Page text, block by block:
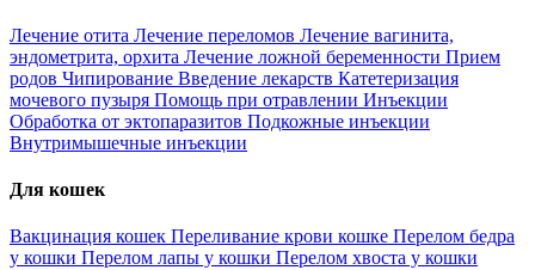
Лечение отита Лечение переломов Лечение вагинита,
эндометрита, орхита Лечение ложной беременности Прием
родов Чипирование Введение лекарств Катетеризация
мочевого пузыря Помощь при отравлении Инъекции
Обработка от эктопаразитов Подкожные инъекции
Внутримышечные инъекции
Для кошек
Вакцинация кошек Переливание крови кошке Перелом бедра
у кошки Перелом лапы у кошки Перелом хвоста у кошки